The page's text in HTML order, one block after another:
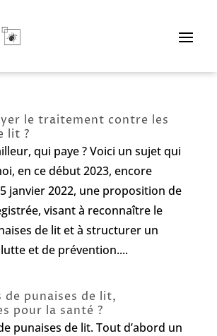
le traitement contre les
lit ?
qui paye ? Voici un sujet qui
en ce début 2023, encore
janvier 2022, une proposition de
visant à reconnaître le
de lit et à structurer un
et de prévention....
de punaises de lit,
pour la santé ?
punaises de lit. Tout d’abord un